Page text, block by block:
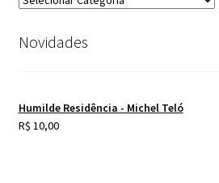
Novidades
Humilde Residência - Michel Teló
R$ 10,00